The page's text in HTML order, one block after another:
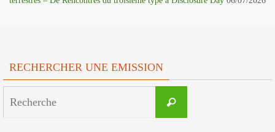
RECHERCHER UNE EMISSION
Recherche